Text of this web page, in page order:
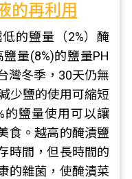
的再利用
的鹽量（2%）醃
量(8%)的鹽量PH
灣冬季，30天仍無
少鹽的使用可縮短
的鹽量使用可以讓
食。越高的醃漬鹽
時間，但長時間的
的雜菌，使醃漬菜